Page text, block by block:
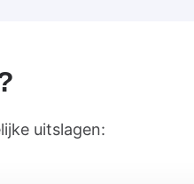
uitslagen: